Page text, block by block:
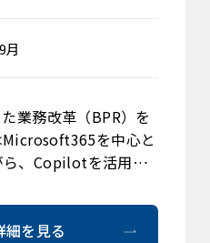
月
業務改革（BPR）を
を中心と
ら、Copilotを活用…
細を見る